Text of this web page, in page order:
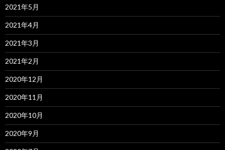
2021年5月
2021年4月
2021年3月
2021年2月
2020年12月
2020年11月
2020年10月
2020年9月